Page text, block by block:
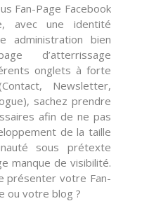
Fan-Page Facebook
, avec une identité
administration bien
d’atterrissage
onglets à forte
Newsletter,
sachez prendre
afin de ne pas
de la taille
sous prétexte
manque de visibilité.
présenter votre Fan-
ou votre blog ?